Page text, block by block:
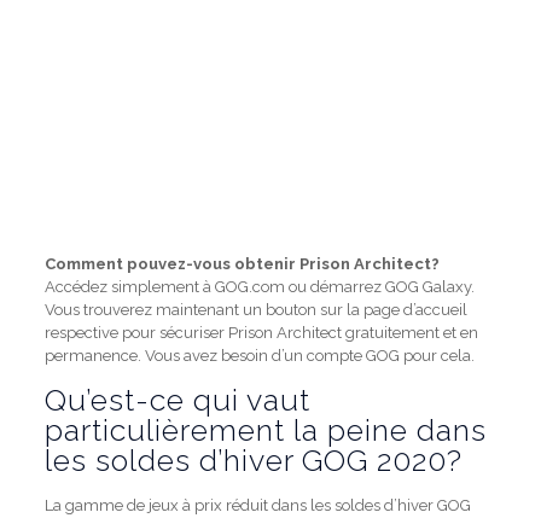
Comment pouvez-vous obtenir Prison Architect?
Accédez simplement à GOG.com ou démarrez GOG Galaxy.
Vous trouverez maintenant un bouton sur la page d’accueil
respective pour sécuriser Prison Architect gratuitement et en
permanence. Vous avez besoin d’un compte GOG pour cela.
Qu’est-ce qui vaut
particulièrement la peine dans
les soldes d’hiver GOG 2020?
La gamme de jeux à prix réduit dans les soldes d’hiver GOG